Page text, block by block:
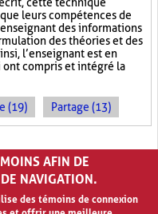
leurs compétences de
des informations
des théories et des
l’enseignant est en
ont compris et intégré la
(19) Partage (13)
AFIN DE
NAVIGATION.
des témoins de connexion